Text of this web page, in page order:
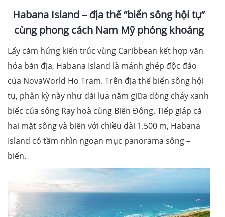
Habana Island – địa thế “biển sông hội tụ”
cùng phong cách Nam Mỹ phóng khoáng
Lấy cảm hứng kiến trúc vùng Caribbean kết hợp văn
hóa bản địa, Habana Island là mảnh ghép độc đáo
của NovaWorld Ho Tram. Trên địa thế biển sông hội
tụ, phân kỳ này như dải lụa nằm giữa dòng chảy xanh
biếc của sông Ray hoà cùng Biển Đông. Tiếp giáp cả
hai mặt sông và biển với chiều dài 1.500 m, Habana
Island có tầm nhìn ngoạn mục panorama sông –
biển.